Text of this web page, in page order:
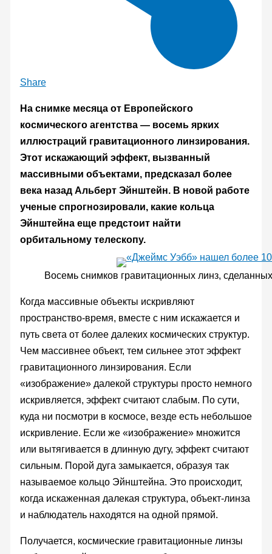
Share
На снимке месяца от Европейского
космического агентства — восемь ярких
иллюстраций гравитационного линзирования.
Этот искажающий эффект, вызванный
массивными объектами, предсказал более
века назад Альберт Эйнштейн. В новой работе
ученые спрогнозировали, какие кольца
Эйнштейна еще предстоит найти
орбитальному телескопу.
Восемь снимков гравитационных линз,
Когда массивные объекты искривляют
пространство-время, вместе с ним искажается и
путь света от более далеких космических структур.
Чем массивнее объект, тем сильнее этот эффект
гравитационного линзирования. Если
«изображение» далекой структуры просто немного
искривляется, эффект считают слабым. По сути,
куда ни посмотри в космосе, везде есть небольшое
искривление. Если же «изображение» множится
или вытягивается в длинную дугу, эффект считают
сильным. Порой дуга замыкается, образуя так
называемое кольцо Эйнштейна. Это происходит,
когда искаженная далекая структура, объект-линза
и наблюдатель находятся на одной прямой.
Получается, космические гравитационные линзы